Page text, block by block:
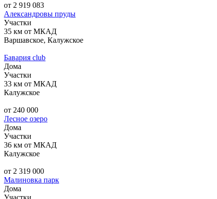
от 2 919 083
Александровы пруды
Участки
35 км от МКАД
Варшавское, Калужское
Бавария club
Дома
Участки
33 км от МКАД
Калужское
от 240 000
Лесное озеро
Дома
Участки
36 км от МКАД
Калужское
от 2 319 000
Малиновка парк
Дома
Участки